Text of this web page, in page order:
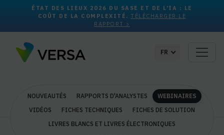
ÉTAT DES LIEUX 2026 DU SASE ET DE L'IA : LE
COÛT DE LA COMPLEXITÉ. TÉLÉCHARGER LE
RAPPORT >
FR
NOUVEAUTÉS RAPPORTS D'ANALYSTES
WEBINAIRES
VIDÉOS
FICHES TECHNIQUES
FICHES DE SOLUTION
LIVRES BLANCS ET LIVRES ÉLECTRONIQUES